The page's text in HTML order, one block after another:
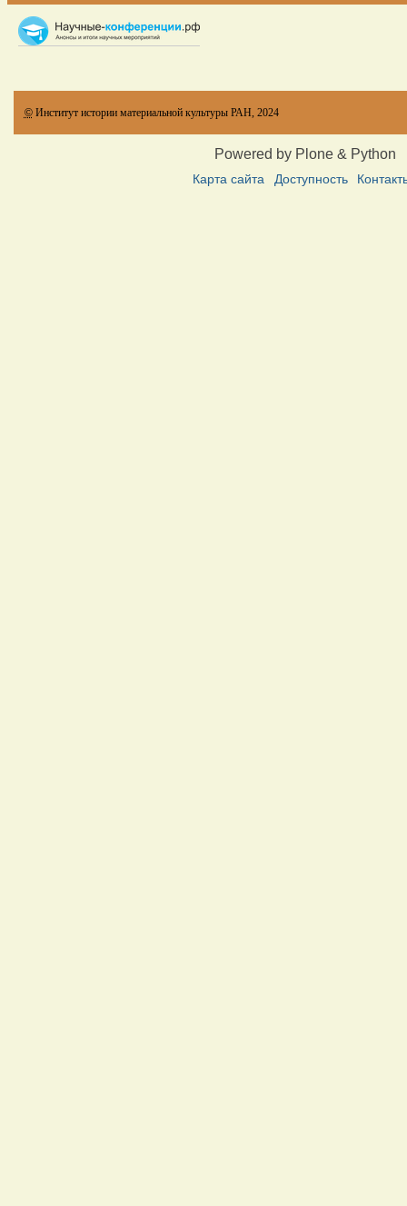
© Институт истории материальной культуры РАН, 2024
Powered by Plone & Python
Карта сайта Доступность